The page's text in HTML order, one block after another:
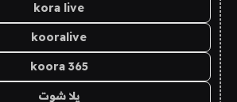
kora live
kooralive
koora 365
يلا شوت